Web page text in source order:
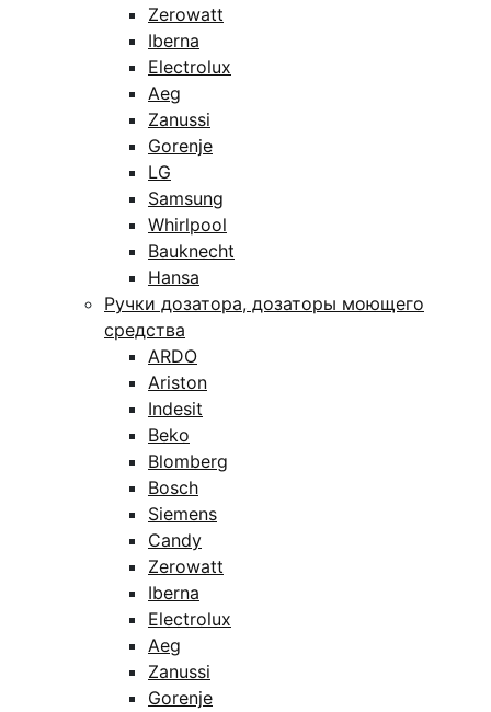
Zerowatt
Iberna
Electrolux
Aeg
Zanussi
Gorenje
LG
Samsung
Whirlpool
Bauknecht
Hansa
Ручки дозатора, дозаторы моющего
средства
ARDO
Ariston
Indesit
Beko
Blomberg
Bosch
Siemens
Candy
Zerowatt
Iberna
Electrolux
Aeg
Zanussi
Gorenje